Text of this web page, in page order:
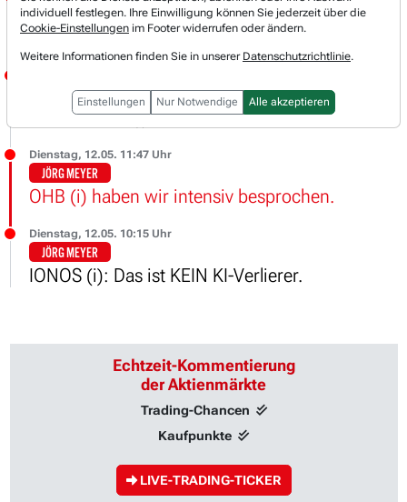
JÖRG MEYER
NOVO-NORDISK zeigt erneut relative Stärke.
JÖRG MEYER
Dienstag, 12.05. 11:47 Uhr
JÖRG MEYER
OHB (i) haben wir intensiv besprochen.
Dienstag, 12.05. 10:15 Uhr
JÖRG MEYER
IONOS (i): Das ist KEIN KI-Verlierer.
Echtzeit-Kommentierung
der Aktienmärkte
Trading-Chancen
Kaufpunkte
LIVE-TRADING-TICKER
individuell festlegen. Ihre Einwilligung können Sie jederzeit über die
Cookie-Einstellungen im Footer widerrufen oder ändern.
Weitere Informationen finden Sie in unserer Datenschutzrichtlinie.
Einstellungen Nur Notwendige Alle akzeptieren